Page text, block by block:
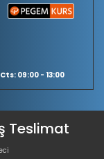
09:00 - 13:00
Teslimat